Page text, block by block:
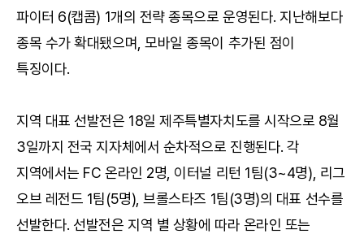
파이터 6(캡콤) 1개의 전략 종목으로 운영된다. 지난해보다
종목 수가 확대됐으며, 모바일 종목이 추가된 점이
특징이다.
지역 대표 선발전은 18일 제주특별자치도를 시작으로 8월
3일까지 전국 지자체에서 순차적으로 진행된다. 각
지역에서는 FC 온라인 2명, 이터널 리턴 1팀(3~4명), 리그
오브 레전드 1팀(5명), 브롤스타즈 1팀(3명)의 대표 선수를
선발한다. 선발전은 지역 별 상황에 따라 온라인 또는